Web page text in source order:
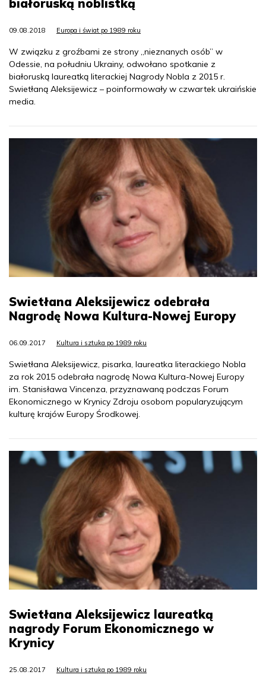
białoruską noblistką
09.08.2018 Europa i świat po 1989 roku
W związku z groźbami ze strony „nieznanych osób” w
Odessie, na południu Ukrainy, odwołano spotkanie z
białoruską laureatką literackiej Nagrody Nobla z 2015 r.
Swietłaną Aleksijewicz – poinformowały w czwartek ukraińskie
media.
Swietłana Aleksijewicz odebrała
Nagrodę Nowa Kultura-Nowej Europy
06.09.2017 Kultura i sztuka po 1989 roku
Swietłana Aleksijewicz, pisarka, laureatka literackiego Nobla
za rok 2015 odebrała nagrodę Nowa Kultura-Nowej Europy
im. Stanisława Vincenza, przyznawaną podczas Forum
Ekonomicznego w Krynicy Zdroju osobom popularyzującym
kulturę krajów Europy Środkowej.
Swietłana Aleksijewicz laureatką
nagrody Forum Ekonomicznego w
Krynicy
25.08.2017 Kultura i sztuka po 1989 roku